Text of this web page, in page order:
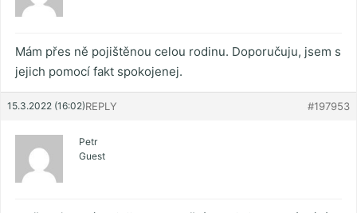
Mám přes ně pojištěnou celou rodinu. Doporučuju, jsem s
jejich pomocí fakt spokojenej.
15.3.2022 (16:02) #197953
REPLY
Petr
Guest